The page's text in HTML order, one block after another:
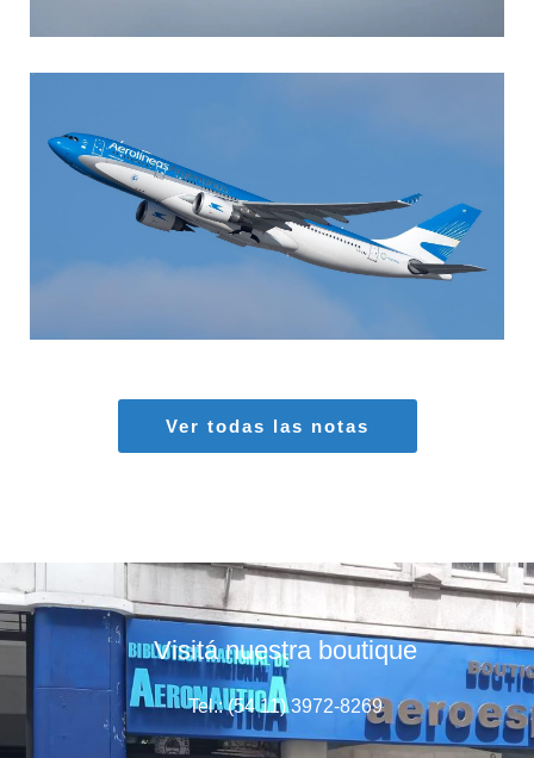
MARIA SONZINI
Ver todas las notas
Visitá nuestra boutique
Tel.: (54 11) 3972-8269